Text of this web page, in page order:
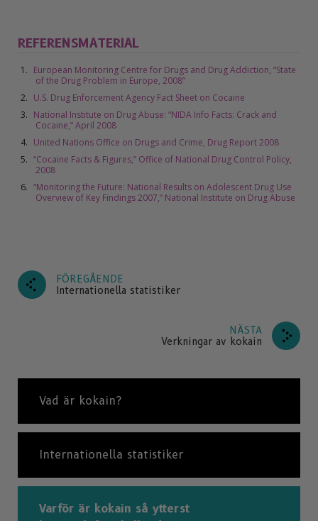
REFERENSMATERIAL
European Monitoring Centre for Drugs and Drug Addiction, “State
of the Drug Problem in Europe, 2008”
U.S. Drug Enforcement Agency Fact Sheet on Cocaine
National Institute on Drug Abuse: “NIDA Info Facts: Crack and
Cocaine,” April 2008
United Nations Office on Drugs and Crime, Drug Report 2008
“Cocaine Facts & Figures,” Office of National Drug Control Policy,
2008
“Monitoring the Future: National Results on Adolescent Drug Use
Overview of Key Findings 2007,” National Institute on Drug Abuse
FÖREGÅENDE
Internationella statistiker
NÄSTA
Verkningar av kokain
Vad är kokain?
Internationella statistiker
Varför är kokain så ytterst